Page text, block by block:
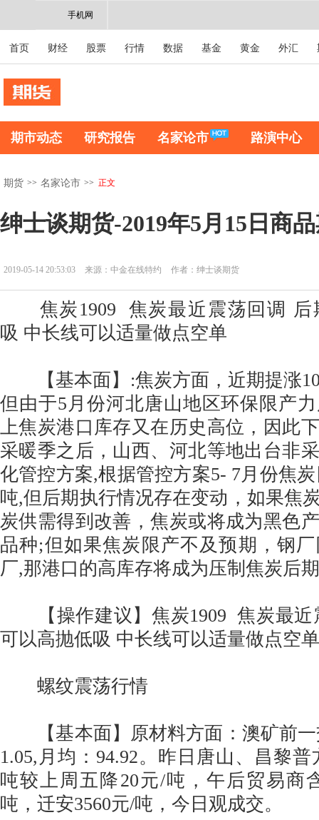
手机网
首页 财经 股票 行情 数据 基金 黄金 外汇
期市动态 研究报告 名家论市 路演中心
期货 >> 名家论市 >> 正文
绅士谈期货-2019年5月15日商
2019-05-14 20:53:03 来源：中金在线特约 作者：绅士谈期货
焦炭1909 焦炭最近震荡回调 后
吸 中长线可以适量做点空单
【基本面】:焦炭方面，近期提涨
但由于5月份河北唐山地区环保限产
上焦炭港口库存又在历史高位，因此
采暖季之后，山西、河北等地出台非
化管控方案,根据管控方案5- 7月份焦
吨,但后期执行情况存在变动，如果焦
炭供需得到改善，焦炭或将成为黑色
品种;但如果焦炭限产不及预期，钢
厂,那港口的高库存将成为压制焦炭后
【操作建议】焦炭1909 焦炭最近
可以高抛低吸 中长线可以适量做点空单
螺纹震荡行情
【基本面】原材料方面：澳矿前一
1.05,月均：94.92。昨日唐山、昌黎
吨较上周五降20元/吨，午后贸易商
吨，迁安3560元/吨，今日观成交。